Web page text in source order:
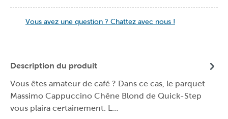
Vous avez une question ? Chattez avec nous !
Description du produit
Vous êtes amateur de café ? Dans ce cas, le parquet
Massimo Cappuccino Chêne Blond de Quick-Step
vous plaira certainement. L…